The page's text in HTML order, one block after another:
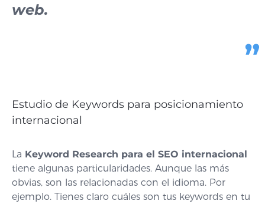
web.
Estudio de Keywords para posicionamiento
internacional
La Keyword Research para el SEO internacional
tiene algunas particularidades. Aunque las más
obvias, son las relacionadas con el idioma. Por
ejemplo. Tienes claro cuáles son tus keywords en tu